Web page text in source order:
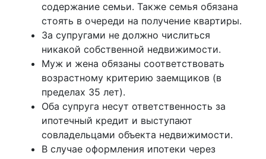
содержание семьи. Также семья обязана
стоять в очереди на получение квартиры.
За супругами не должно числиться
никакой собственной недвижимости.
Муж и жена обязаны соответствовать
возрастному критерию заемщиков (в
пределах 35 лет).
Оба супруга несут ответственность за
ипотечный кредит и выступают
совладельцами объекта недвижимости.
В случае оформления ипотеки через